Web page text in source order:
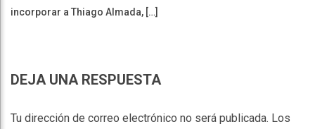
incorporar a Thiago Almada, […]
DEJA UNA RESPUESTA
Tu dirección de correo electrónico no será publicada. Los